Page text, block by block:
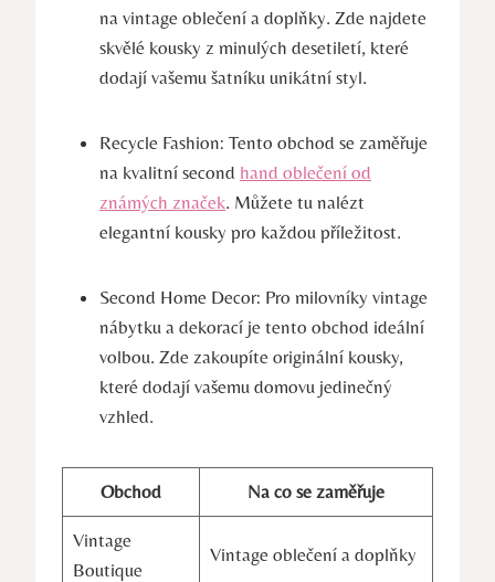
na vintage oblečení a doplňky. Zde najdete
skvělé kousky z minulých desetiletí, které
dodají vašemu šatníku unikátní styl.
Recycle Fashion: Tento obchod se zaměřuje
na kvalitní second hand oblečení od
známých značek. Můžete tu nalézt
elegantní kousky pro každou příležitost.
Second Home Decor: Pro milovníky vintage
nábytku a dekorací je tento obchod ideální
volbou. Zde zakoupíte originální kousky,
které dodají vašemu domovu jedinečný
vzhled.
Obchod Na co se zaměřuje
Vintage
Boutique
Vintage oblečení a doplňky